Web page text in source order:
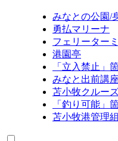
みなとの公園/
勇払マリーナ
フェリーター
港園亭
「立入禁止」
みなと出前講座
苫小牧クルー
「釣り可能」
苫小牧港管理